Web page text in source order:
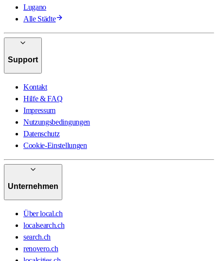
Lugano
Alle Städte
Support
Kontakt
Hilfe & FAQ
Impressum
Nutzungsbedingungen
Datenschutz
Cookie-Einstellungen
Unternehmen
Über local.ch
localsearch.ch
search.ch
renovero.ch